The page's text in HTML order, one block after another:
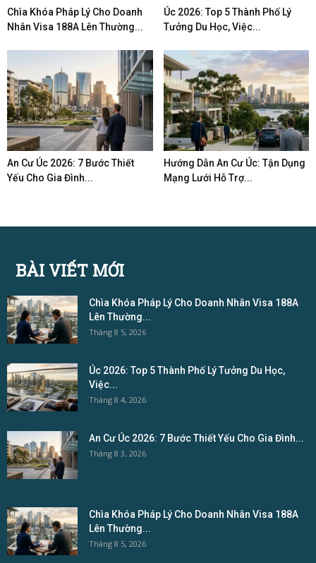
Chìa Khóa Pháp Lý Cho Doanh
Nhân Visa 188A Lên Thường...
Úc 2026: Top 5 Thành Phố Lý
Tưởng Du Học, Việc...
An Cư Úc 2026: 7 Bước Thiết
Yếu Cho Gia Đình...
Hướng Dẫn An Cư Úc: Tận Dụng
Mạng Lưới Hỗ Trợ...
BÀI VIẾT MỚI
Chìa Khóa Pháp Lý Cho Doanh Nhân Visa 188A
Lên Thường...
Tháng 8 5, 2026
Úc 2026: Top 5 Thành Phố Lý Tưởng Du Học,
Việc...
Tháng 8 4, 2026
An Cư Úc 2026: 7 Bước Thiết Yếu Cho Gia Đình...
Tháng 8 3, 2026
Chìa Khóa Pháp Lý Cho Doanh Nhân Visa 188A
Lên Thường...
Tháng 8 5, 2026